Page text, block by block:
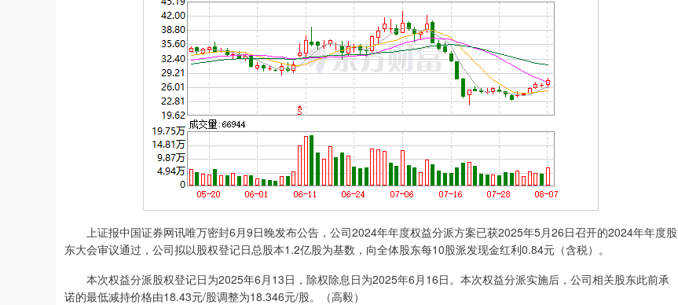
上证报中国证券网讯唯万密封6月9日晚发布公告，公司2024年年度权益分派方案已获2025年5月26日召开的2024年年度股
东大会审议通过，公司拟以股权登记日总股本1.2亿股为基数，向全体股东每10股派发现金红利0.84元（含税）。
本次权益分派股权登记日为2025年6月13日，除权除息日为2025年6月16日。本次权益分派实施后，公司相关股东此前承
诺的最低减持价格由18.43元/股调整为18.346元/股。（高毅）
上证指数 3940.04 39.68 1.02% 深证成指 14311.01